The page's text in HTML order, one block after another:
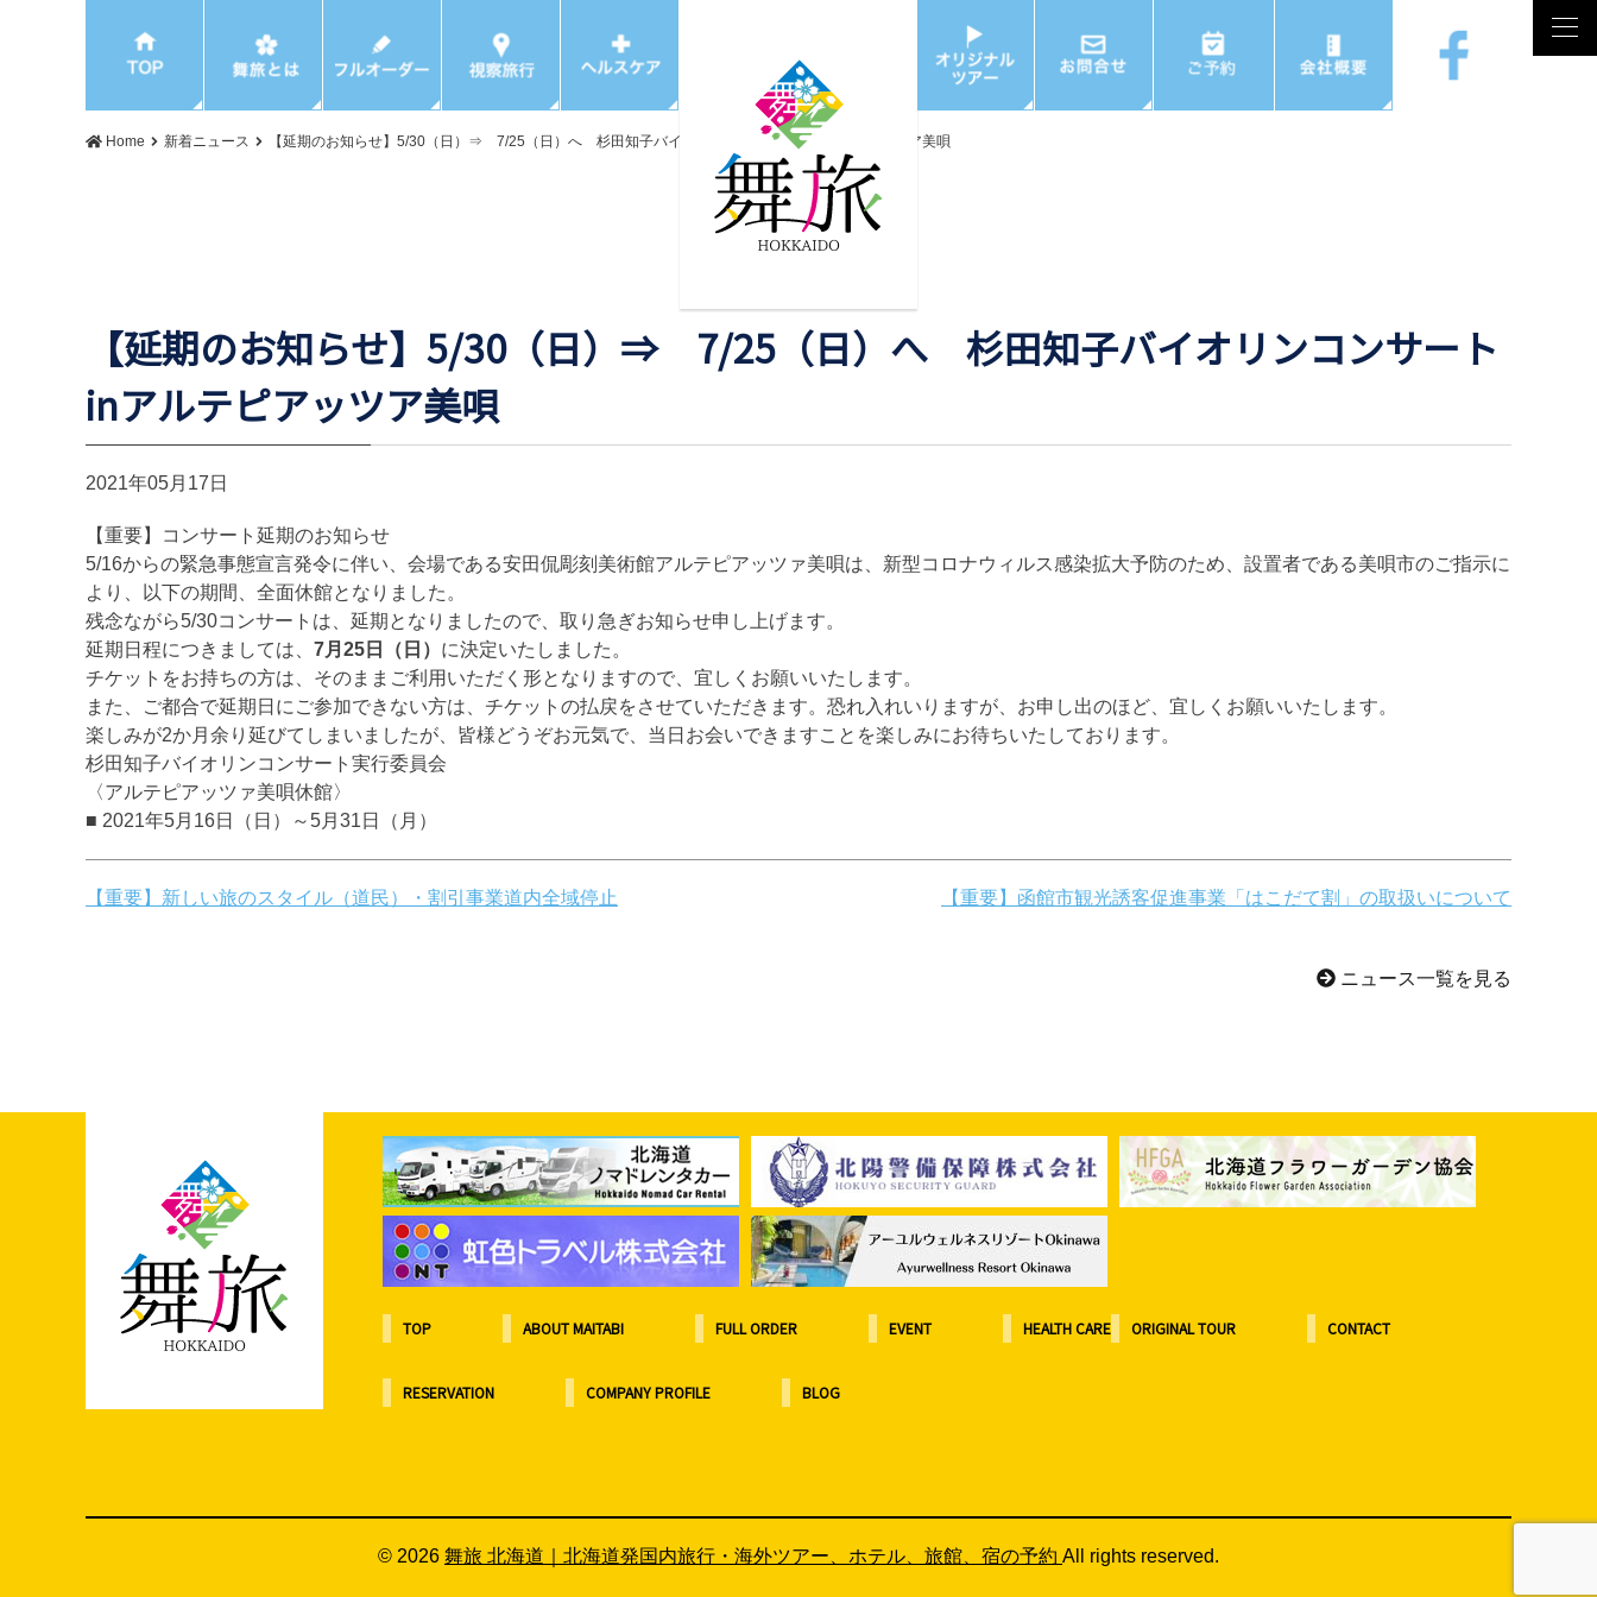
Home 新着ニュース 【延期のお知らせ】5/30（日）⇒ 7/25（日）へ 杉田知子バイオリンコンサートinアルテピアッツア美唄
【延期のお知らせ】5/30（日）⇒ 7/25（日）へ 杉田知子バイオリンコンサート
inアルテピアッツア美唄
2021年05月17日
【重要】コンサート延期のお知らせ
5/16からの緊急事態宣言発令に伴い、会場である安田侃彫刻美術館アルテピアッツァ美唄は、新型コロナウィルス感染拡大予防のため、設置者である美唄市のご指示に
より、以下の期間、全面休館となりました。
残念ながら5/30コンサートは、延期となりましたので、取り急ぎお知らせ申し上げます。
延期日程につきましては、 7月25日（日） に決定いたしました。
チケットをお持ちの方は、そのままご利用いただく形となりますので、宜しくお願いいたします。
また、ご都合で延期日にご参加できない方は、チケットの払戻をさせていただきます。恐れ入れいりますが、お申し出のほど、宜しくお願いいたします。
楽しみが2か月余り延びてしまいましたが、皆様どうぞお元気で、当日お会いできますことを楽しみにお待ちいたしております。
杉田知子バイオリンコンサート実行委員会
〈アルテピアッツァ美唄休館〉
■ 2021年5月16日（日）～5月31日（月）
投
ー
【重要】新しい旅のスタイル（道民）・割引事業道内全域停止 【重要】函館市観光誘客促進事業「はこだて割」の取扱いについて
ニュース一覧を見る
TOP ABOUT MAITABI FULL ORDER EVENT HEALTH CARE ORIGINAL TOUR CONTACT
RESERVATION COMPANY PROFILE BLOG
© 2026 舞旅 北海道｜北海道発国内旅行・海外ツアー、ホテル、旅館、宿の予約 All rights reserved.